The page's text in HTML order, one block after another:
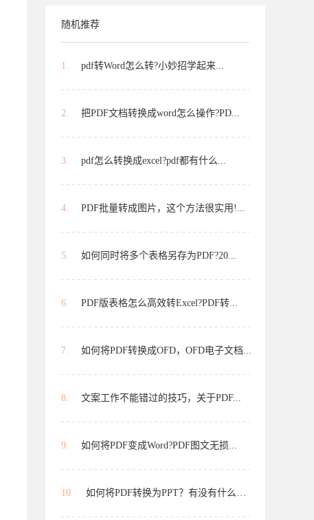
随机推荐
1. pdf转Word怎么转?小妙招学起来...
2. 把PDF文档转换成word怎么操作?PD...
3. pdf怎么转换成excel?pdf都有什么...
4. PDF批量转成图片，这个方法很实用!...
5. 如何同时将多个表格另存为PDF?20...
6. PDF版表格怎么高效转Excel?PDF转...
7. 如何将PDF转换成OFD，OFD电子文档...
8. 文案工作不能错过的技巧，关于PDF...
9. 如何将PDF变成Word?PDF图文无损...
10. 如何将PDF转换为PPT？有没有什么好...